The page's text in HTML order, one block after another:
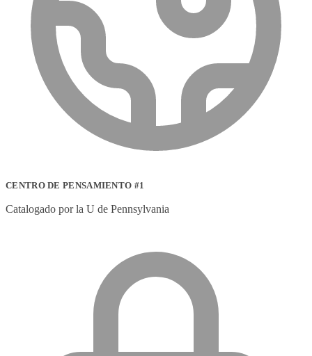
CENTRO DE PENSAMIENTO #1
Catalogado por la U de Pennsylvania